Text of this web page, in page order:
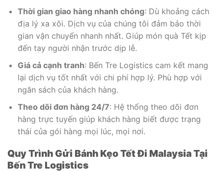
Thời gian giao hàng nhanh chóng: Dù khoảng cách
địa lý xa xôi. Dịch vụ của chúng tôi đảm bảo thời
gian vận chuyển nhanh nhất. Giúp món quà Tết kịp
đến tay người nhận trước dịp lễ.
Giá cả cạnh tranh: Bến Tre Logistics cam kết mang
lại dịch vụ tốt nhất với chi phí hợp lý. Phù hợp với
ngân sách của khách hàng.
Theo dõi đơn hàng 24/7: Hệ thống theo dõi đơn
hàng trực tuyến giúp khách hàng biết được trạng
thái của gói hàng mọi lúc, mọi nơi.
Quy Trình Gửi Bánh Kẹo Tết Đi Malaysia Tại
Bến Tre Logistics